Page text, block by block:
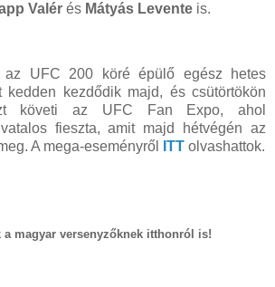
Valér és Mátyás Levente is.
az UFC 200 köré épülő egész hetes
kedden kezdődik majd, és csütörtökön
követi az UFC Fan Expo, ahol
fieszta, amit majd hétvégén az
A mega-eseményről ITT olvashattok.
magyar versenyzőknek itthonról is!